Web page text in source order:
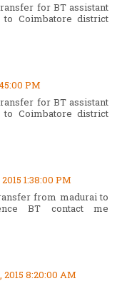
for BT assistant
Coimbatore district
PM
for BT assistant
Coimbatore district
1:38:00 PM
from madurai to
BT contact me
8:20:00 AM